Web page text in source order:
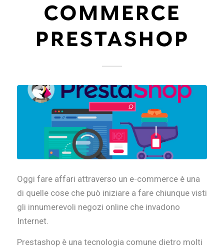
COMMERCE
PRESTASHOP
Oggi fare affari attraverso un e-commerce è una
di quelle cose che può iniziare a fare chiunque visti
gli innumerevoli negozi online che invadono
Internet.
Prestashop è una tecnologia comune dietro molti